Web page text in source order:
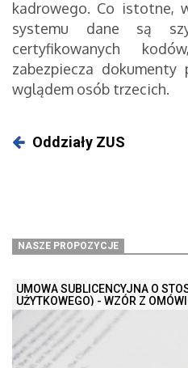
kadrowego. Co istotne,
systemu dane są
certyfikowanych
zabezpiecza dokumenty
wglądem osób trzecich.
Oddziały ZUS
NASZE PROPOZYCJE
UMOWA SUBLICENCYJNA O
UŻYTKOWEGO) - WZÓR Z